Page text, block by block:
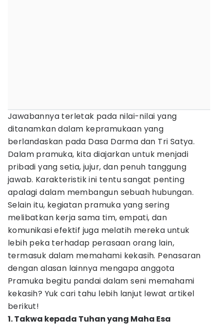
Jawabannya terletak pada nilai-nilai yang
ditanamkan dalam kepramukaan yang
berlandaskan pada Dasa Darma dan Tri Satya.
Dalam pramuka, kita diajarkan untuk menjadi
pribadi yang setia, jujur, dan penuh tanggung
jawab. Karakteristik ini tentu sangat penting
apalagi dalam membangun sebuah hubungan.
Selain itu, kegiatan pramuka yang sering
melibatkan kerja sama tim, empati, dan
komunikasi efektif juga melatih mereka untuk
lebih peka terhadap perasaan orang lain,
termasuk dalam memahami kekasih. Penasaran
dengan alasan lainnya mengapa anggota
Pramuka begitu pandai dalam seni memahami
kekasih? Yuk cari tahu lebih lanjut lewat artikel
berikut!
1. Takwa kepada Tuhan yang Maha Esa